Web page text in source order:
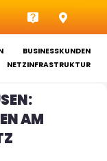
BUSINESSKUNDEN
NETZINFRASTRUKTUR
AM